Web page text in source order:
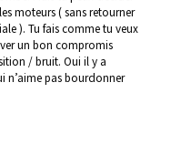
moteurs ( sans retourner
). Tu fais comme tu veux
un bon compromis
/ bruit. Oui il y a
n’aime pas bourdonner